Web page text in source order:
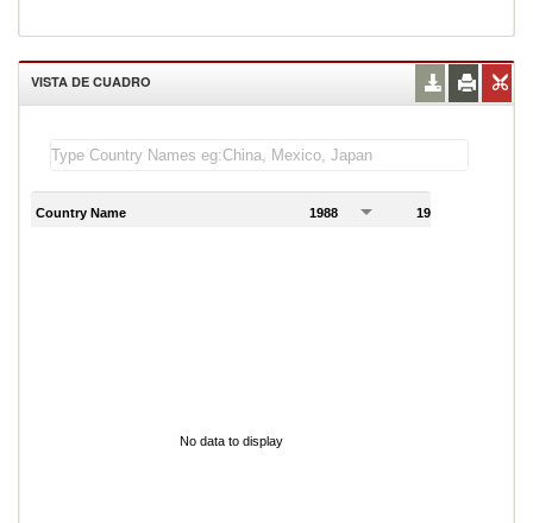
VISTA DE CUADRO
Country Name 1988 1989
No data to display